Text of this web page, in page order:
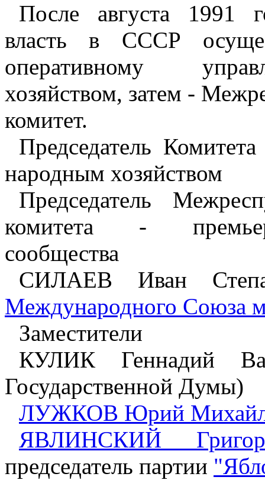
После августа 1991
власть в СССР
оперативному
хозяйством, затем -
комитет.
Председатель
народным хозяйством
Председатель
комитета -
сообщества
СИЛАЕВ Иван
Международного Союза
Заместители
КУЛИК Геннадий
Государственной Думы)
ЛУЖКОВ Юрий
ЯВЛИНСКИЙ
председатель партии